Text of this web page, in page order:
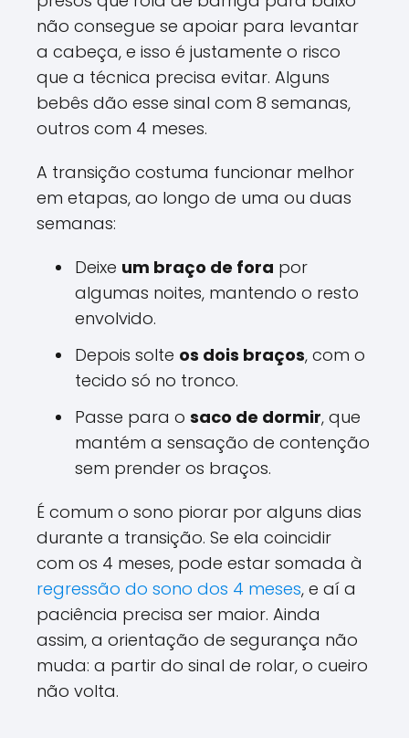
não consegue se apoiar para levantar
a cabeça, e isso é justamente o risco
que a técnica precisa evitar. Alguns
bebês dão esse sinal com 8 semanas,
outros com 4 meses.
A transição costuma funcionar melhor
em etapas, ao longo de uma ou duas
semanas:
Deixe um braço de fora por
algumas noites, mantendo o resto
envolvido.
Depois solte os dois braços, com o
tecido só no tronco.
Passe para o saco de dormir, que
mantém a sensação de contenção
sem prender os braços.
É comum o sono piorar por alguns dias
durante a transição. Se ela coincidir
com os 4 meses, pode estar somada à
regressão do sono dos 4 meses, e aí a
paciência precisa ser maior. Ainda
assim, a orientação de segurança não
muda: a partir do sinal de rolar, o cueiro
não volta.